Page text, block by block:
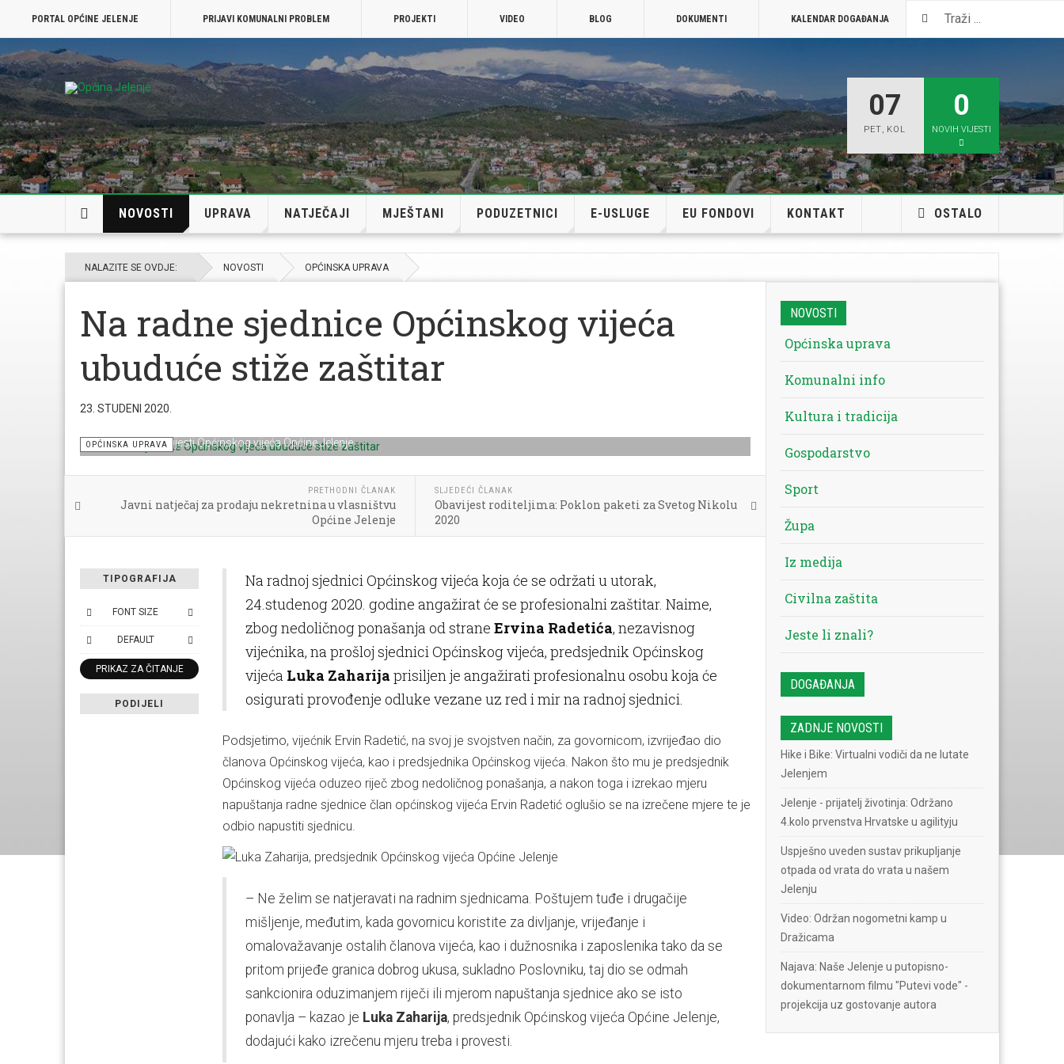
PORTAL OPĆINE JELENJE PRIJAVI KOMUNALNI PROBLEM PROJEKTI VIDEO BLOG DOKUMENTI KALENDAR DOGAĐANJA VISIT JELENJE
07
PET, KOL
0
NOVIH VIJESTI
NOVOSTI UPRAVA NATJEČAJI MJEŠTANI PODUZETNICI E-USLUGE EU FONDOVI KONTAKT OSTALO
NALAZITE SE OVDJE: NOVOSTI OPĆINSKA UPRAVA
Na radne sjednice Općinskog vijeća
ubuduće stiže zaštitar
23. STUDENI 2020.
Prvi puta u povijesti Općinskog vijeća Općine Jelenje
OPĆINSKA UPRAVA
PRETHODNI ČLANAK
Javni natječaj za prodaju nekretnina u vlasništvu
Općine Jelenje
SLJEDEĆI ČLANAK
Obavijest roditeljima: Poklon paketi za Svetog Nikolu
2020
TIPOGRAFIJA
FONT SIZE
DEFAULT
PRIKAZ ZA ČITANJE
PODIJELI
Na radnoj sjednici Općinskog vijeća koja će se održati u utorak,
24.studenog 2020. godine angažirat će se profesionalni zaštitar. Naime,
zbog nedoličnog ponašanja od strane Ervina Radetića, nezavisnog
vijećnika, na prošloj sjednici Općinskog vijeća, predsjednik Općinskog
vijeća Luka Zaharija prisiljen je angažirati profesionalnu osobu koja će
osigurati provođenje odluke vezane uz red i mir na radnoj sjednici.
Podsjetimo, vijećnik Ervin Radetić, na svoj je svojstven način, za govornicom, izvrijeđao dio
članova Općinskog vijeća, kao i predsjednika Općinskog vijeća. Nakon što mu je predsjednik
Općinskog vijeća oduzeo riječ zbog nedoličnog ponašanja, a nakon toga i izrekao mjeru
napuštanja radne sjednice član općinskog vijeća Ervin Radetić oglušio se na izrečene mjere te je
odbio napustiti sjednicu.
– Ne želim se natjeravati na radnim sjednicama. Poštujem tuđe i drugačije
mišljenje, međutim, kada govornicu koristite za divljanje, vrijeđanje i
omalovažavanje ostalih članova vijeća, kao i dužnosnika i zaposlenika tako da se
pritom prijeđe granica dobrog ukusa, sukladno Poslovniku, taj dio se odmah
sankcionira oduzimanjem riječi ili mjerom napuštanja sjednice ako se isto
ponavlja – kazao je Luka Zaharija, predsjednik Općinskog vijeća Općine Jelenje,
dodajući kako izrečenu mjeru treba i provesti.
NOVOSTI
Općinska uprava
Komunalni info
Kultura i tradicija
Gospodarstvo
Sport
Župa
Iz medija
Civilna zaštita
Jeste li znali?
DOGAĐANJA
ZADNJE NOVOSTI
Hike i Bike: Virtualni vodiči da ne lutate
Jelenjem
Jelenje - prijatelj životinja: Održano
4.kolo prvenstva Hrvatske u agilityju
Uspješno uveden sustav prikupljanje
otpada od vrata do vrata u našem
Jelenju
Video: Održan nogometni kamp u
Dražicama
Najava: Naše Jelenje u putopisno-
dokumentarnom filmu "Putevi vode" -
projekcija uz gostovanje autora